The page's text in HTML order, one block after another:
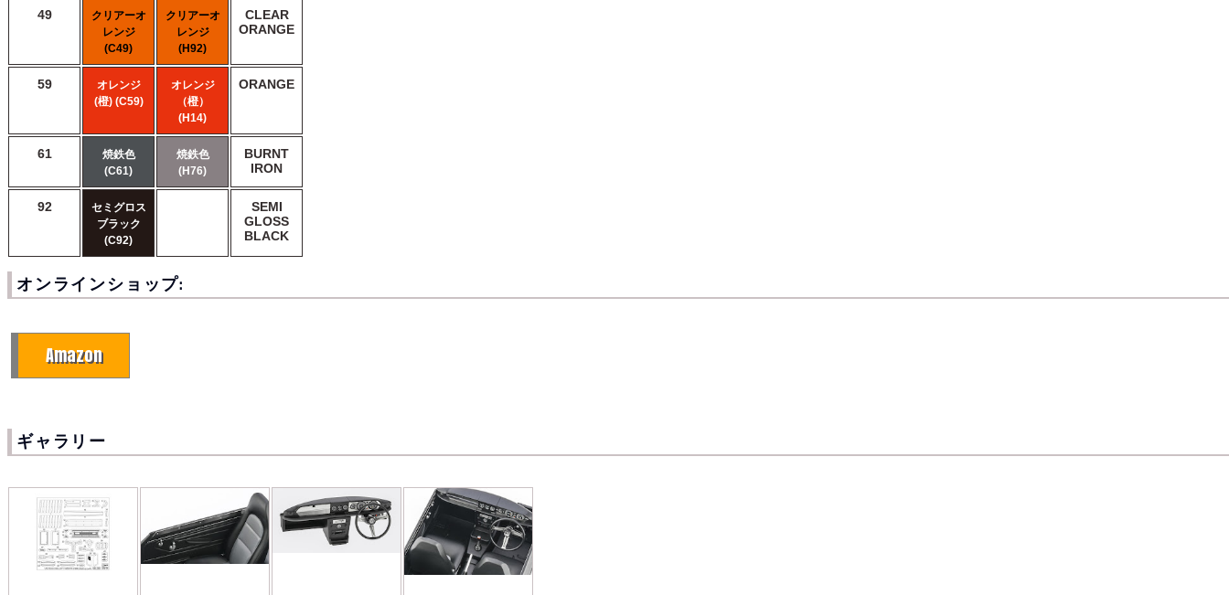
49
クリアーオ
レンジ
(C49)
クリアーオ
レンジ
(H92)
CLEAR
ORANGE
59
オレンジ
(橙) (C59)
オレンジ
（橙）
(H14)
ORANGE
61
焼鉄色
(C61)
焼鉄色
(H76)
BURNT
IRON
92
セミグロス
ブラック
(C92)
SEMI
GLOSS
BLACK
オンラインショップ:
Amazon
ギャラリー